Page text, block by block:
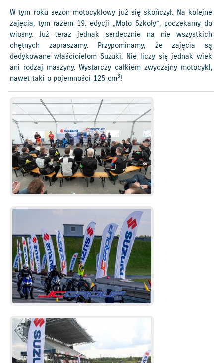
W tym roku sezon motocyklowy już się skończył. Na kolejne
zajęcia, tym razem 19. edycji „Moto Szkoły”, poczekamy do
wiosny. Już teraz jednak serdecznie na nie wszystkich
chętnych zapraszamy. Przypominamy, że zajęcia są
dedykowane właścicielom Suzuki. Nie liczy się jednak wiek
ani rodzaj maszyny. Wystarczy całkiem zwyczajny motocykl,
nawet taki o pojemności 125 cm3!